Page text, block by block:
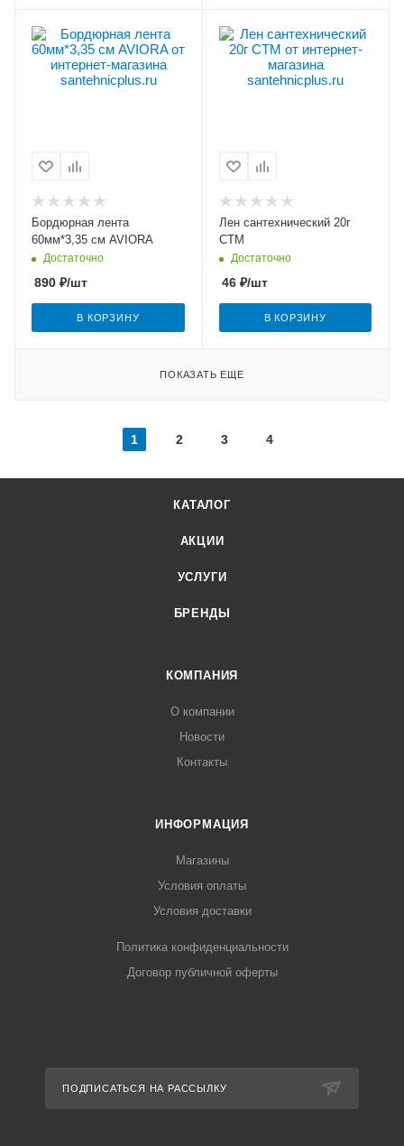
Бордюрная лента
60мм*3,35 см AVIORA
Достаточно
890 ₽/шт
В КОРЗИНУ
Лен сантехнический 20г
СТМ
Достаточно
46₽/шт
В КОРЗИНУ
ПОКАЗАТЬ ЕЩЕ
1 2 3 4
КАТАЛОГ
АКЦИИ
УСЛУГИ
БРЕНДЫ
КОМПАНИЯ
О компании
Новости
Контакты
ИНФОРМАЦИЯ
Магазины
Условия оплаты
Условия доставки
Политика конфиденциальности
Договор публичной оферты
ПОДПИСАТЬСЯ НА РАССЫЛКУ